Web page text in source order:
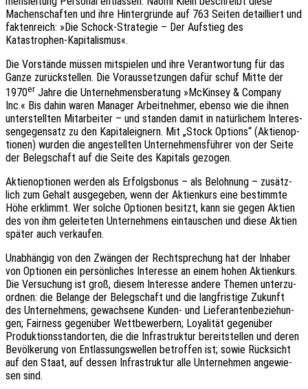
Machen­schaf­ten und ihre Hinter­grün­de auf 763 Seiten detail­liert und
fakten­reich: »Die Schock-Stra­te­gie – Der Aufstieg des
Katastrophen-Kapitalismus«.
Die Vorstän­de müssen mitspie­len und ihre Verant­wor­tung für das
Ganze zurück­stel­len. Die Voraus­set­zun­gen dafür schuf Mitte der
1970er Jahre die Unter­neh­mens­be­ra­tung »McKin­sey & Compa­ny
Inc.« Bis dahin waren Mana­ger Arbeit­neh­mer, ebenso wie die ihnen
unter­stell­ten Mitar­bei­ter – und stan­den damit in natür­li­chem Inter­es­
sen­ge­gen­satz zu den Kapi­tal­eig­nern. Mit „Stock Opti­ons“ (Akti­en­op­
tio­nen) wurden die ange­stell­ten Unter­neh­mens­füh­rer von der Seite
der Beleg­schaft auf die Seite des Kapi­tals gezogen.
Akti­en­op­tio­nen werden als Erfolgs­bo­nus – als Beloh­nung – zusätz­
lich zum Gehalt ausge­ge­ben, wenn der Akti­en­kurs eine bestimm­te
Höhe erklimmt. Wer solche Optio­nen besitzt, kann sie gegen Aktien
des von ihm gelei­te­ten Unter­neh­mens eintau­schen und diese Aktien
später auch verkaufen.
Unab­hän­gig von den Zwän­gen der Recht­spre­chung hat der Inha­ber
von Optio­nen ein persön­li­ches Inter­es­se an einem hohen Akti­en­kurs.
Die Versu­chung ist groß, diesem Inter­es­se andere Themen unter­zu­
ord­nen: die Belan­ge der Beleg­schaft und die lang­fris­ti­ge Zukunft
des Unter­neh­mens; gewach­se­ne Kunden- und Liefe­ran­ten­be­zie­hun­
gen; Fair­ness gegen­über Wett­be­wer­bern; Loya­li­tät gegen­über
Produk­ti­ons­stand­or­ten, die die Infra­struk­tur bereit­stel­len und deren
Bevöl­ke­rung von Entlas­sungs­wel­len betrof­fen ist; sowie Rück­sicht
auf den Staat, auf dessen Infra­struk­tur alle Unter­neh­men ange­wie­
sen sind.